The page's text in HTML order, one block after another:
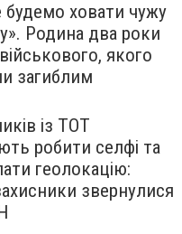
ховати чужу
Родина два роки
якого
загиблим
із ТОТ
робити селфі та
геолокацію:
звернулися